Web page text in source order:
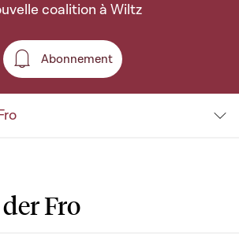
coalition à Wiltz
Abonnement
Abonnement
Fro